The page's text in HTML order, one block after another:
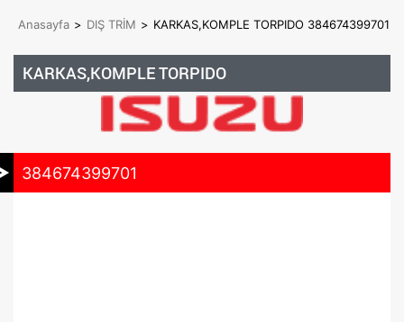
Anasayfa > DIŞ TRİM > KARKAS,KOMPLE TORPIDO 384674399701
KARKAS,KOMPLE TORPIDO
384674399701